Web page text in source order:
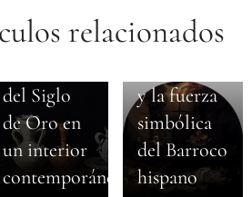
relacionados
Cómo
integrar
del Siglo
de Oro en
un interior
contemporáneo
y la fuerza
simbólica
del Barroco
hispano